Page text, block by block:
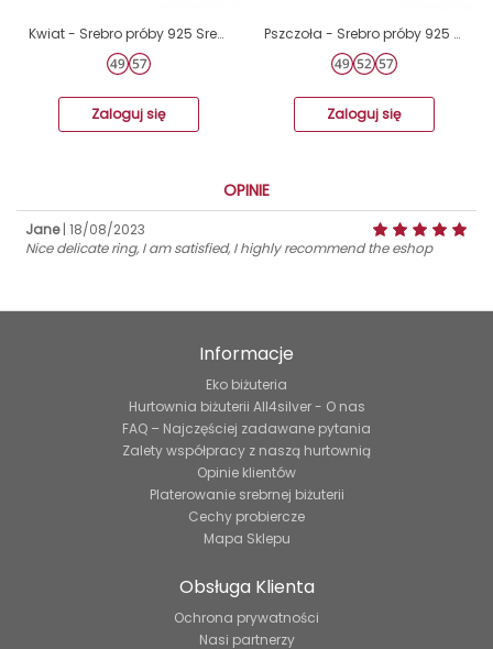
Kwiat - Srebro próby 925 Srebrne pierścionki A4S24601
Zaloguj się
Pszczoła - Srebro próby 925 Srebrne pierścionki A4S38411
Zaloguj się
OPINIE
Jane| 18/08/2023
Nice delicate ring, I am satisfied, I highly recommend the eshop
Informacje
Eko biżuteria
Hurtownia biżuterii All4silver - O nas
FAQ – Najczęściej zadawane pytania
Zalety współpracy z naszą hurtownią
Opinie klientów
Platerowanie srebrnej biżuterii
Cechy probiercze
Mapa Sklepu
Obsługa Klienta
Ochrona prywatności
Nasi partnerzy